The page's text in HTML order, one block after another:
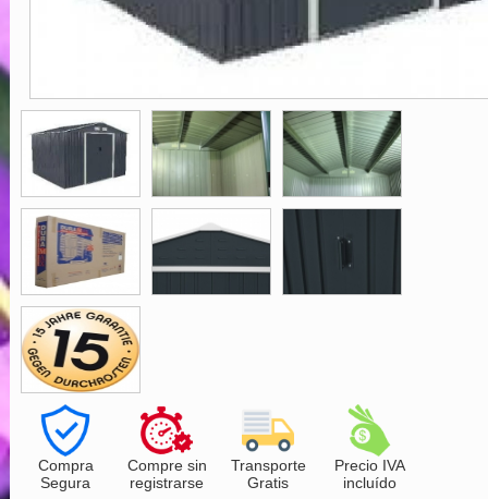
Compra
Segura
Compre sin
registrarse
Transporte
Gratis
Precio IVA
incluído